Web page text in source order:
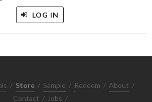
LOG IN
/ Store / Sample / Redeem / About /
Contact / Jobs /